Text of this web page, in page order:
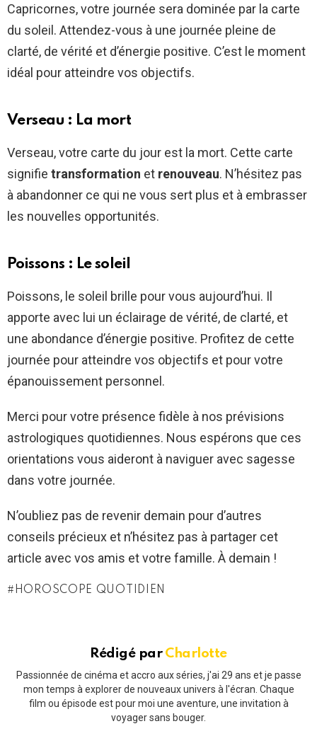
Capricornes, votre journée sera dominée par la carte
du soleil. Attendez-vous à une journée pleine de
clarté, de vérité et d’énergie positive. C’est le moment
idéal pour atteindre vos objectifs.
Verseau : La mort
Verseau, votre carte du jour est la mort. Cette carte
signifie transformation et renouveau. N’hésitez pas
à abandonner ce qui ne vous sert plus et à embrasser
les nouvelles opportunités.
Poissons : Le soleil
Poissons, le soleil brille pour vous aujourd’hui. Il
apporte avec lui un éclairage de vérité, de clarté, et
une abondance d’énergie positive. Profitez de cette
journée pour atteindre vos objectifs et pour votre
épanouissement personnel.
Merci pour votre présence fidèle à nos prévisions
astrologiques quotidiennes. Nous espérons que ces
orientations vous aideront à naviguer avec sagesse
dans votre journée.
N’oubliez pas de revenir demain pour d’autres
conseils précieux et n’hésitez pas à partager cet
article avec vos amis et votre famille. À demain !
HOROSCOPE QUOTIDIEN
Rédigé par Charlotte
Passionnée de cinéma et accro aux séries, j'ai 29 ans et je passe
mon temps à explorer de nouveaux univers à l'écran. Chaque
film ou épisode est pour moi une aventure, une invitation à
voyager sans bouger.